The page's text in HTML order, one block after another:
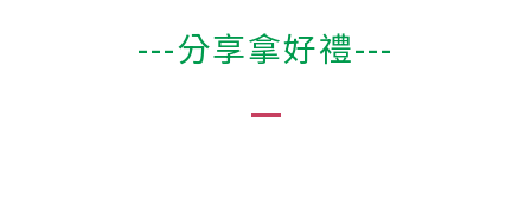
---分享拿好禮---